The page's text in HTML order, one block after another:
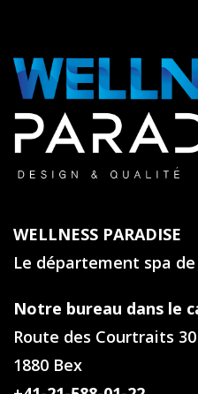
WELLNESS PARADISE
Le département spa
Notre bureau dans le
Route des Courtraits 30
1880 Bex